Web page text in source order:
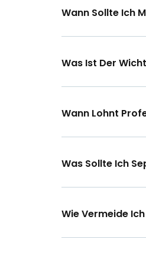
Wann Sollte Ich
Was Ist Der
Wann Lohnt
Was Sollte Ich
Wie Vermeide